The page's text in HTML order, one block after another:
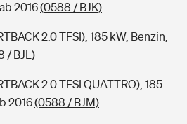
2016(0588 / BJK)
2.0 TFSI), 185 kW, Benzin,
/ BJL)
2.0 TFSI QUATTRO), 185
2016(0588 / BJM)